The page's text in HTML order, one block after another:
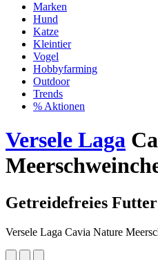
Marken
Hund
Katze
Kleintier
Vogel
Hobbyfarming
Outdoor
Trends
% Aktionen
Versele Laga
Getreidefreies Futter
Versele Laga Cavia Nature